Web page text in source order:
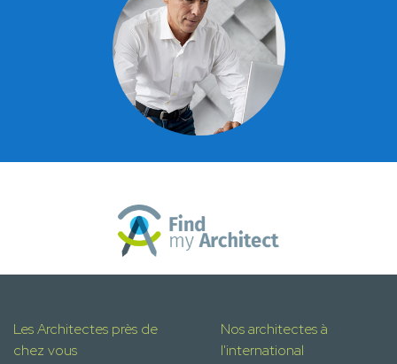
Les Architectes près de
chez vous
Nos architectes à
l'international